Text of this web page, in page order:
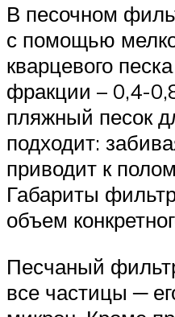
В песочном
с помощью
кварцевого
фракции – 0,4-
пляжный песок
подходит:
приводит к
Габариты
объем
Песчаный
все частицы ─